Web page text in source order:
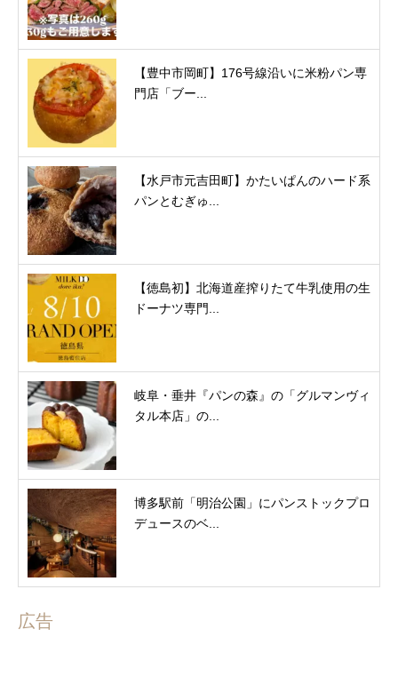
【豊中市岡町】176号線沿いに米粉パン専
門店「ブー...
【水戸市元吉田町】かたいぱんのハード系
パンとむぎゅ...
【徳島初】北海道産搾りたて牛乳使用の生
ドーナツ専門...
岐阜・垂井『パンの森』の「グルマンヴィ
タル本店」の...
博多駅前「明治公園」にパンストックプロ
デュースのベ...
広告